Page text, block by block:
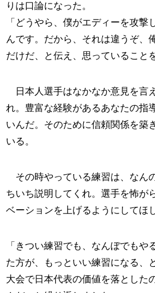
りは口論になった。
「どうやら、僕がエディーを攻撃
んです。だから、それは違うぞ、
だけだ、と伝え、思っていること
日本人選手はなかなか意見を言
れ。豊富な経験があるあなたの指
いんだ。そのために信頼関係を築
いる。
その時やっている練習は、なん
ちいち説明してくれ。選手を怖が
ベーションを上げるようにしてほ
「きつい練習でも、なんぼでもや
た方が、もっといい練習になる、
大会で日本代表の価値を落とした